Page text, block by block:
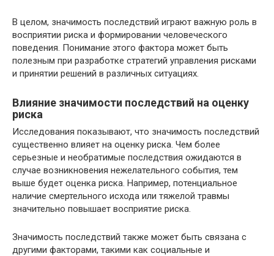
В целом, значимость последствий играют важную роль в
восприятии риска и формировании человеческого
поведения. Понимание этого фактора может быть
полезным при разработке стратегий управления рисками
и принятии решений в различных ситуациях.
Влияние значимости последствий на оценку
риска
Исследования показывают, что значимость последствий
существенно влияет на оценку риска. Чем более
серьезные и необратимые последствия ожидаются в
случае возникновения нежелательного события, тем
выше будет оценка риска. Например, потенциальное
наличие смертельного исхода или тяжелой травмы
значительно повышает восприятие риска.
Значимость последствий также может быть связана с
другими факторами, такими как социальные и